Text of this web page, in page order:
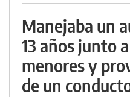
Manejaba un
13 años junto
menores y
de un